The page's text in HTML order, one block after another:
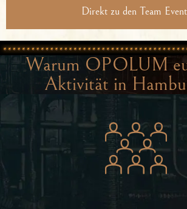
Direkt zu den Team
Warum OPOLUM
Aktivität in